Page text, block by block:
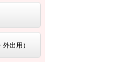
出用）